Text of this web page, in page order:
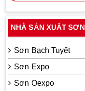
NHÀ SẢN XUẤT SƠN
Sơn Bạch Tuyết
Sơn Expo
Sơn Oexpo